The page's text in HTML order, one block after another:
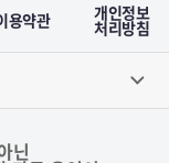
용약관 개인정보
처리방침
닌